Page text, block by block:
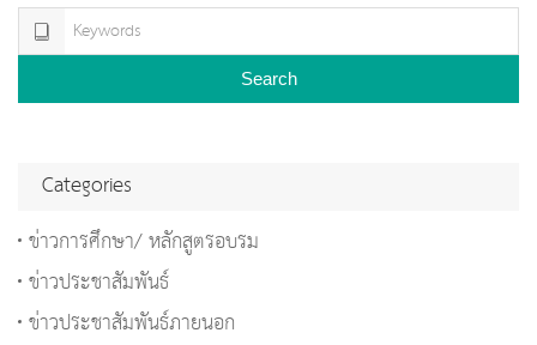
Search
Categories
ข่าวการศึกษา/ หลักสูตรอบรม
ข่าวประชาสัมพันธ์
ข่าวประชาสัมพันธ์ภายนอก